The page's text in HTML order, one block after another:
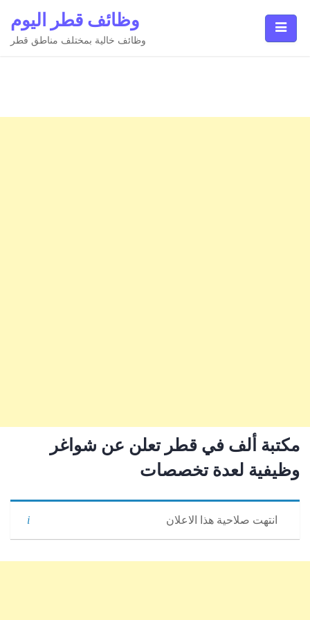
content
وظائف قطر اليوم
وظائف خالية بمختلف مناطق قطر
مكتبة ألف في قطر تعلن عن شواغر
وظيفية لعدة تخصصات
انتهت صلاحية هذا الاعلان